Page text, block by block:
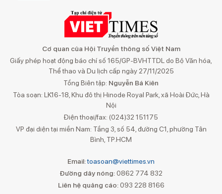
Cơ quan của Hội Truyền thông số Việt Nam
Giấy phép hoạt động báo chí số 165/GP-BVHTTDL do Bộ Văn hóa,
Thể thao và Du lịch cấp ngày 27/11/2025
Tổng Biên tập: Nguyễn Bá Kiên
Tòa soạn: LK16-18, Khu đô thị Hinode Royal Park, xã Hoài Đức, Hà
Nội
Điện thoại/fax: (024)32 151175
VP đại diện tại miền Nam: Tầng 3, số 54, đường C1, phường Tân
Bình, TP.HCM
Email:toasoan@viettimes.vn
Đường dây nóng: 0862 774 832
Liên hệ quảng cáo:093 228 8166